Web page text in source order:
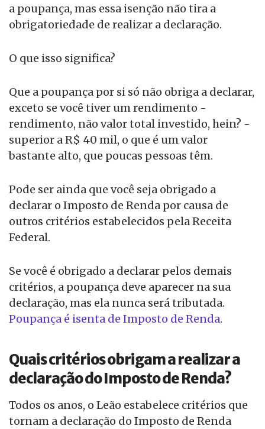
a poupança, mas essa isenção não tira a
obrigatoriedade de realizar a declaração.
O que isso significa?
Que a poupança por si só não obriga a declarar,
exceto se você tiver um rendimento -
rendimento, não valor total investido, hein? -
superior a R$ 40 mil, o que é um valor
bastante alto, que poucas pessoas têm.
Pode ser ainda que você seja obrigado a
declarar o Imposto de Renda por causa de
outros critérios estabelecidos pela Receita
Federal.
Se você é obrigado a declarar pelos demais
critérios, a poupança deve aparecer na sua
declaração, mas ela nunca será tributada.
Poupança é isenta de Imposto de Renda.
Quais critérios obrigam a realizar a
declaração do Imposto de Renda?
Todos os anos, o Leão estabelece critérios que
tornam a declaração do Imposto de Renda